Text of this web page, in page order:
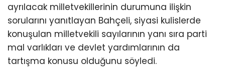
ayrılacak milletvekillerinin durumuna ilişkin
sorularını yanıtlayan Bahçeli, siyasi kulislerde
konuşulan milletvekili sayılarının yanı sıra parti
mal varlıkları ve devlet yardımlarının da
tartışma konusu olduğunu söyledi.